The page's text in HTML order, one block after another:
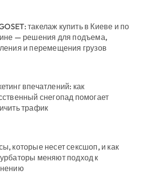
такелаж купить в Киеве и по
— решения для подъема,
и перемещения грузов
впечатлений: как
снегопад помогает
трафик
которые несет сексшоп, и как
меняют подход к